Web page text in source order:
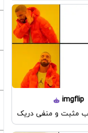
imgflip
مثبت و منفی دریک